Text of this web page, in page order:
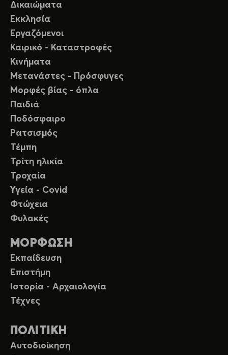
Δικαιώματα
Εκκλησία
Εργαζόμενοι
Καιρικό - Καταστροφές
Κινήματα
Μετανάστες - Πρόσφυγες
Μορφές βίας - όπλα
Παιδιά
Ποδόσφαιρο
Ρατσισμός
Τέμπη
Τρίτη ηλικία
Τροχαία
Υγεία - Covid
Φτώχεια
Φυλακές
ΜΟΡΦΩΣΗ
Εκπαίδευση
Επιστήμη
Ιστορία - Αρχαιολογία
Τέχνες
ΠΟΛΙΤΙΚΗ
Αυτοδιοίκηση